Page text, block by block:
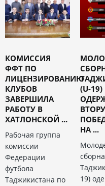
КОМИССИЯ
ФФТ ПО
ЛИЦЕНЗИРОВАНИЮ
КЛУБОВ
ЗАВЕРШИЛА
РАБОТУ В
ХАТЛОНСКОЙ ...
Рабочая группа
комиссии
Федерации
футбола
Таджикистана по
(U-19)
НА ...
19)